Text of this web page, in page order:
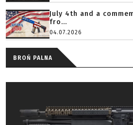
July 4th and a
fro...
04.07.2026
BROŃ PALNA